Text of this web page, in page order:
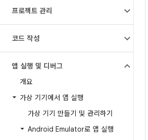
프로젝트 관리
코드 작성
앱 실행 및 디버그
개요
가상 기기에서 앱 실행
가상 기기 만들기 및 관리하기
Android Emulator로 앱 실행